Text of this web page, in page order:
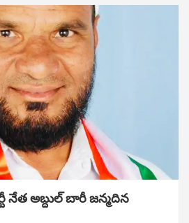
నేత అబ్దుల్ బారీ జన్మదిన